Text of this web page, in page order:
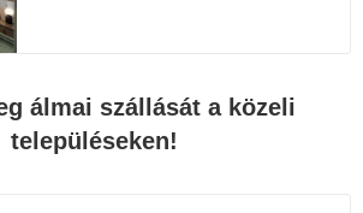
álmai szállását a közeli
településeken!